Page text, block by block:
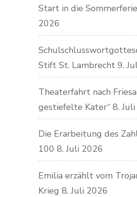
Start in die
2026
Stift St. Lambrecht 9.
Theaterfahrt nach
gestiefelte Kater“ 8.
Die Erarbeitung des
100 8. Juli 2026
Emilia erzählt vom
Krieg 8. Juli 2026